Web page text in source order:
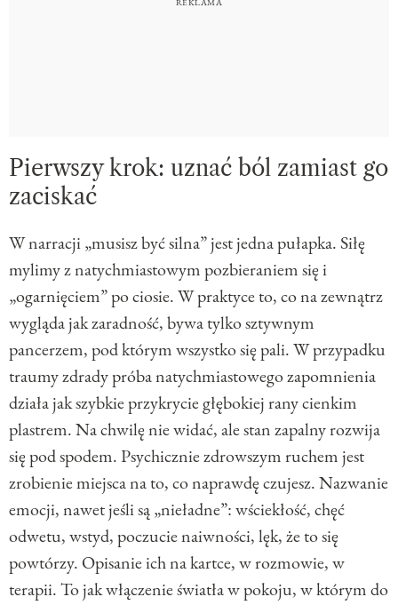
Pierwszy krok: uznać ból zamiast go
zaciskać
W narracji „musisz być silna” jest jedna pułapka. Siłę
mylimy z natychmiastowym pozbieraniem się i
„ogarnięciem” po ciosie. W praktyce to, co na zewnątrz
wygląda jak zaradność, bywa tylko sztywnym
pancerzem, pod którym wszystko się pali. W przypadku
traumy zdrady próba natychmiastowego zapomnienia
działa jak szybkie przykrycie głębokiej rany cienkim
plastrem. Na chwilę nie widać, ale stan zapalny rozwija
się pod spodem. Psychicznie zdrowszym ruchem jest
zrobienie miejsca na to, co naprawdę czujesz. Nazwanie
emocji, nawet jeśli są „nieładne”: wściekłość, chęć
odwetu, wstyd, poczucie naiwności, lęk, że to się
powtórzy. Opisanie ich na kartce, w rozmowie, w
terapii. To jak włączenie światła w pokoju, w którym do